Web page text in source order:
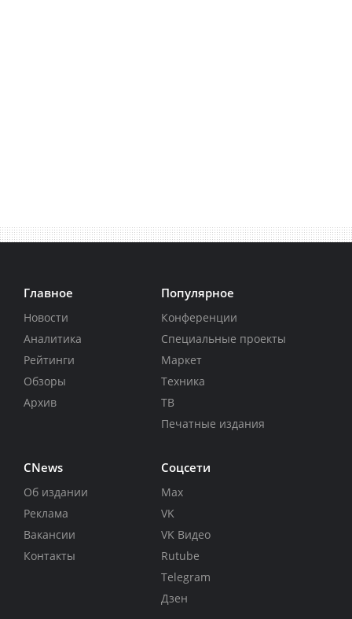
Главное
Новости
Аналитика
Рейтинги
Обзоры
Архив
Популярное
Конференции
Специальные проекты
Маркет
Техника
ТВ
Печатные издания
CNews
Об издании
Реклама
Вакансии
Контакты
Соцсети
Max
VK
VK Видео
Rutube
Telegram
Дзен